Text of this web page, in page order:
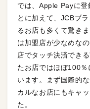
では、Apple Payに登
とに加えて、JCBブ
るお店も多くて驚き
は加盟店が少なめな
店でタッチ決済でき
たお店ではほぼ100
います。まず国際的
カルなお店にもキャ
た。